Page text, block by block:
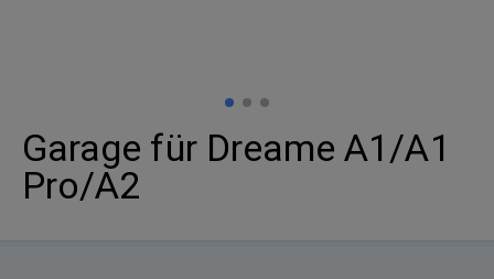
Garage für Dreame A1/A1
Pro/A2